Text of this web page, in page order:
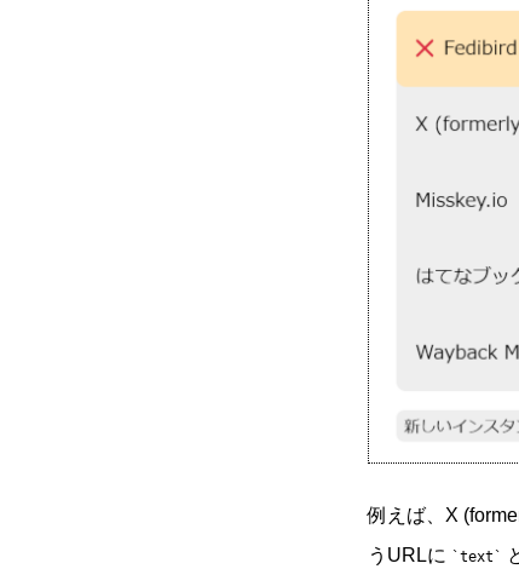
例えば、X
うURLに
text